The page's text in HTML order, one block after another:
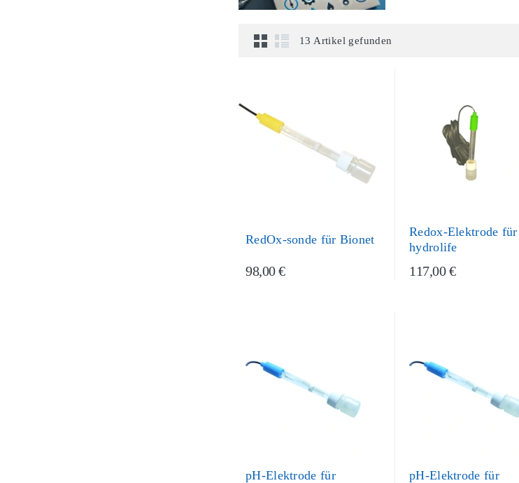
13 Artikel gefunden
RedOx-sonde für Bionet
98,00 €
Redox-Elektrode für
hydrolife
117,00 €
pH-Elektrode für
pH-Elektrode für